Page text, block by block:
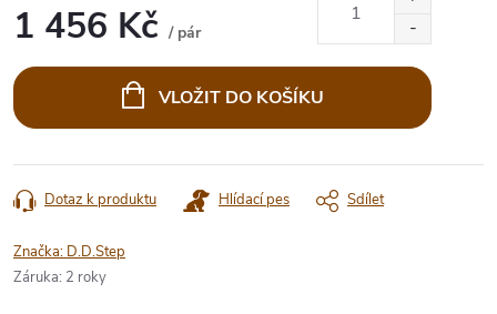
1 456 Kč / pár
cena:
VLOŽIT DO KOŠÍKU
Dotaz k produktu Hlídací pes Sdílet
Značka: D.D.Step
Záruka: 2 roky